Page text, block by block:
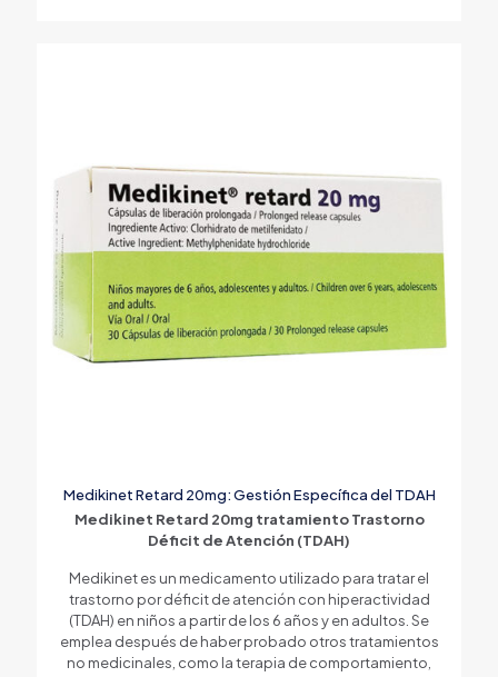
Medikinet Retard 20mg: Gestión Específica del TDAH
Medikinet Retard 20mg tratamiento Trastorno
Déficit de Atención (TDAH)
Medikinet es un medicamento utilizado para tratar el
trastorno por déficit de atención con hiperactividad
(TDAH) en niños a partir de los 6 años y en adultos. Se
emplea después de haber probado otros tratamientos
no medicinales, como la terapia de comportamiento,